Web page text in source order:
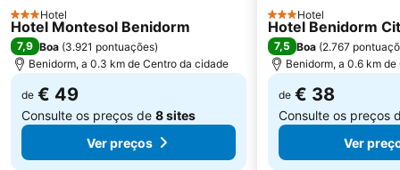
de l'Albir
Cala de Moraig
Albufereta
Arenals del Sol
Gandía
Estación de tren FGV
Terra Natura
3 Estrelas
Hotel
Hotel Montesol Benidorm
7,9 Boa (3.921 pontuações)
Benidorm, a 0.3 km de Centro da cidade
de € 49
Consulte os preços de 8 sites
Ver preços
3 Estrelas
Hotel
Hotel Benidorm
7,5 Boa (2.767
Benidorm, a 0.6 km
de € 38
Consulte os preços
Ver